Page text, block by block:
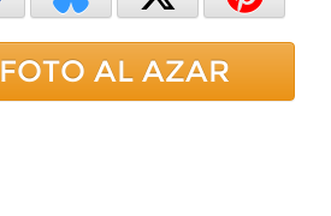
FOTO AL AZAR